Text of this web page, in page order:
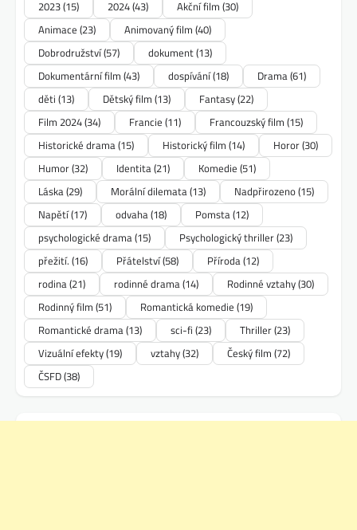
2023(15) 2024(43) Akční film (30)
Animace (23) Animovaný film (40)
Dobrodružství(57) dokument(13)
Dokumentární film (43) dospívání(18) Drama(61)
děti (13) Dětský film (13) Fantasy(22)
Film 2024(34) Francie (11) Francouzský film (15)
Historické drama(15) Historický film (14) Horor(30)
Humor(32) Identita(21) Komedie (51)
Láska(29) Morální dilemata(13) Nadpřirozeno(15)
Napětí(17) odvaha(18) Pomsta(12)
psychologické drama(15) Psychologický thriller(23)
přežití. (16) Přátelství(58) Příroda(12)
rodina(21) rodinné drama(14) Rodinné vztahy(30)
Rodinný film (51) Romantická komedie (19)
Romantické drama(13) sci-fi (23) Thriller(23)
Vizuální efekty(19) vztahy(32) Český film (72)
ČSFD(38)